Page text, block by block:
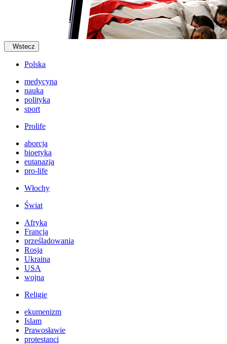
Wstecz
Polska
medycyna
nauka
polityka
sport
Prolife
aborcja
bioetyka
eutanazja
pro-life
Włochy
Świat
Afryka
Francja
prześladowania
Rosja
Ukraina
USA
wojna
Religie
ekumenizm
Islam
Prawosławie
protestanci